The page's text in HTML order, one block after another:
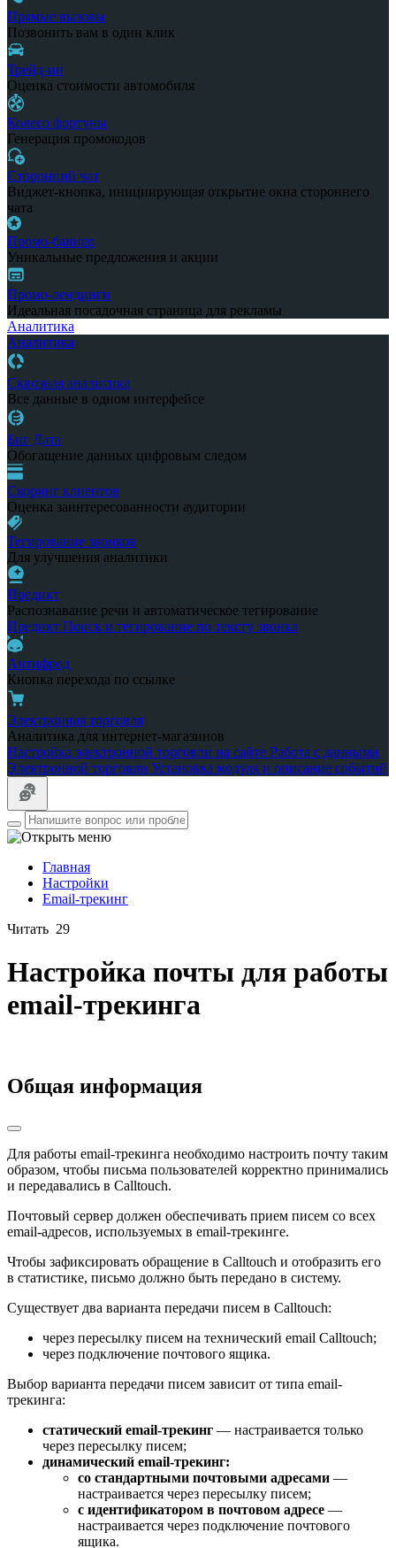
Прямые вызовы
Позвонить вам в один клик
Трейд-ин
Оценка стоимости автомобиля
Колесо фортуны
Генерация промокодов
Сторонний чат
Виджет-кнопка, инициирующая открытие окна стороннего
чата
Промо-баннер
Уникальные предложения и акции
Промо-лендинги
Идеальная посадочная страница для рекламы
Аналитика
Аналитика
Сквозная аналитика
Все данные в одном интерфейсе
Биг Дата
Обогащение данных цифровым следом
Скоринг клиентов
Оценка заинтересованности аудитории
Тегирование звонков
Для улучшения аналитики
Предикт
Распознавание речи и автоматическое тегирование
Предикт Поиск и тегирование по тексту звонка
Антифрод
Кнопка перехода по ссылке
Электронная торговля
Аналитика для интернет-магазинов
Настройка электронной торговли на сайте Работа с данными
Электронной торговли Установка модуля и описание событий
Главная
Настройки
Email-трекинг
Читать 29
Настройка почты для работы
email-трекинга
Общая информация
Для работы email-трекинга необходимо настроить почту таким
образом, чтобы письма пользователей корректно принимались
и передавались в Calltouch.
Почтовый сервер должен обеспечивать прием писем со всех
email-адресов, используемых в email-трекинге.
Чтобы зафиксировать обращение в Calltouch и отобразить его
в статистике, письмо должно быть передано в систему.
Существует два варианта передачи писем в Calltouch:
через пересылку писем на технический email Calltouch;
через подключение почтового ящика.
Выбор варианта передачи писем зависит от типа email-
трекинга:
статический email-трекинг — настраивается только
через пересылку писем;
динамический email-трекинг:
со стандартными почтовыми адресами —
настраивается через пересылку писем;
с идентификатором в почтовом адресе —
настраивается через подключение почтового
ящика.